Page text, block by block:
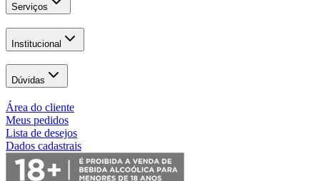
Serviços
Institucional
Dúvidas
Área do cliente
Meus pedidos
Lista de desejos
Dados cadastrais